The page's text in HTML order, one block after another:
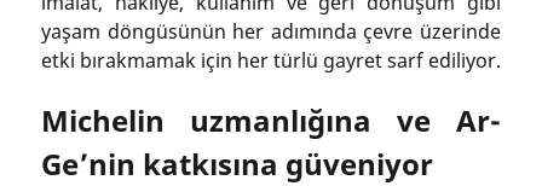
yaşam döngüsünün her adımında çevre üzerinde
etki bırakmamak için her türlü gayret sarf ediliyor.
Michelin uzmanlığına ve Ar-
Ge’nin katkısına güveniyor